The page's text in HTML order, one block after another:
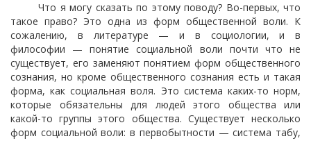
Что я могу сказать по этому поводу? Во-первых, что
такое право? Это одна из форм общественной воли. К
сожалению, в литературе — и в социологии, и в
философии — понятие социальной воли почти что не
существует, его заменяют понятием форм общественного
сознания, но кроме общественного сознания есть и такая
форма, как социальная воля. Это система каких-то норм,
которые обязательны для людей этого общества или
какой-то группы этого общества. Существует несколько
форм социальной воли: в первобытности — система табу,